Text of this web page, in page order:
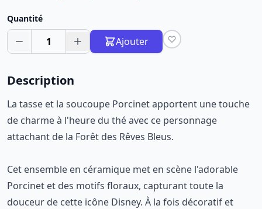
Quantité
1 Ajouter
Description
La tasse et la soucoupe Porcinet apportent une touche
de charme à l'heure du thé avec ce personnage
attachant de la Forêt des Rêves Bleus.
Cet ensemble en céramique met en scène l'adorable
Porcinet et des motifs floraux, capturant toute la
douceur de cette icône Disney. À la fois décoratif et